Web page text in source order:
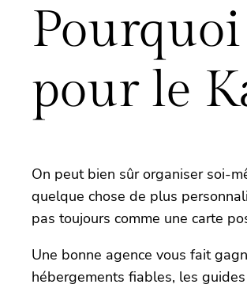
Pourquoi
pour le
On peut bien sûr organiser soi-
quelque chose de plus
pas toujours comme une carte
Une bonne agence vous fait
hébergements fiables, les